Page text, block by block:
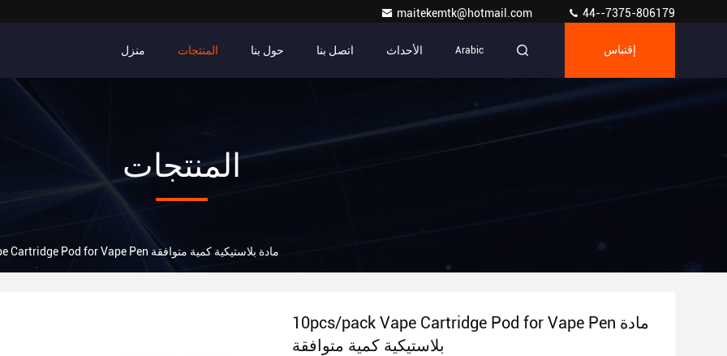
maitekemtk@hotmail.com 44--7375-806179
منزل المنتجات حول بنا اتصل بنا الأحداث Arabic إقتباس
المنتجات
10pcs/pack Vape Cartridge Pod for Vape Pen مادة بلاستيكية كمية متوافقة
10pcs/pack Vape Cartridge Pod for Vape Pen مادة
بلاستيكية كمية متوافقة